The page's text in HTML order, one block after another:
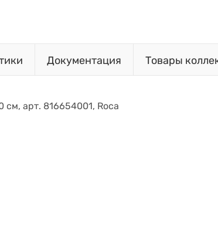
Документация Товары
см, арт. 816654001, Roca